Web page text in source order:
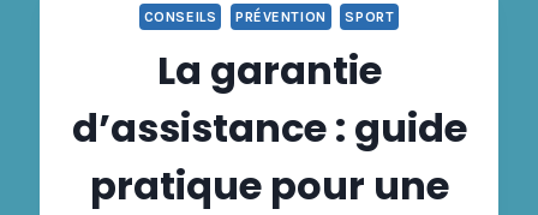
CONSEILS PRÉVENTION SPORT
La garantie
d’assistance : guide
pratique pour une